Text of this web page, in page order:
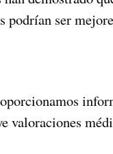
podrían ser
valoraciones